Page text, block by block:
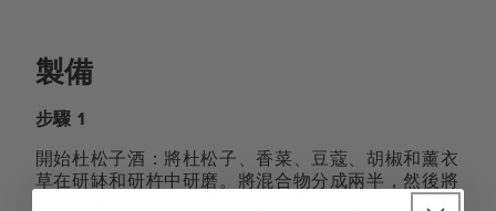
製備
步驟 1
開始杜松子酒：將杜松子、香菜、豆蔻、胡椒和薰衣
草在研缽和研杵中研磨。將混合物分成兩半，然後將
一半轉移到一個大而淺的開放式容器中，例如圓形烤